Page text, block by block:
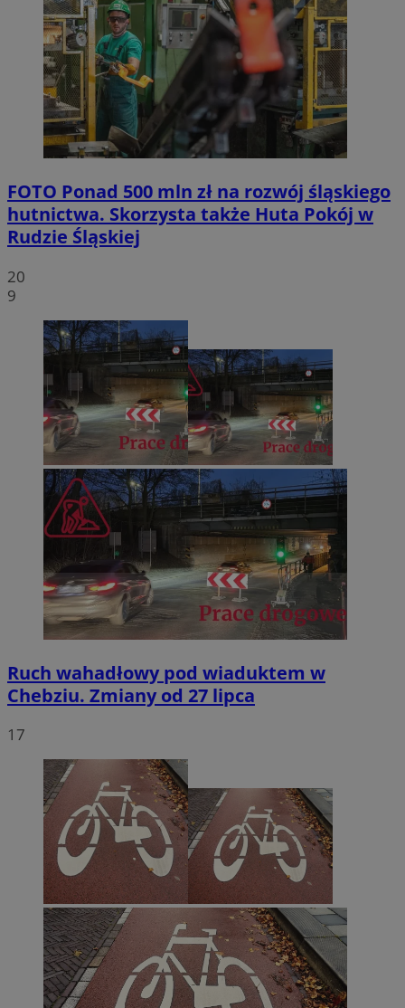
FOTO Ponad 500 mln zł na rozwój śląskiego
hutnictwa. Skorzysta także Huta Pokój w
Rudzie Śląskiej
20
9
Ruch wahadłowy pod wiaduktem w
Chebziu. Zmiany od 27 lipca
17